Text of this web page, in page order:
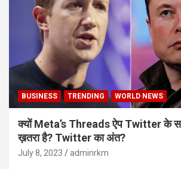
BUSINESS TRENDING WORLD NEWS
क्यों Meta’s Threads ऐप Twitter के
ख़तरा है? Twitter का अंत?
July 8, 2023 adminrkm